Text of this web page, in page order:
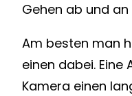
Gehen ab und
Am besten man
einen dabei.
Kamera einen